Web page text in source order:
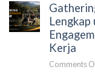
Kerja
Comments